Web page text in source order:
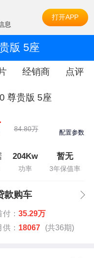
息
打开APP
版 5座
经销商 点评
尊贵版 5座
84.80万 配置参数
204Kw
功率
暂无
3年保值率
款购车
付： 35.29万
供： 18067 (共36期)